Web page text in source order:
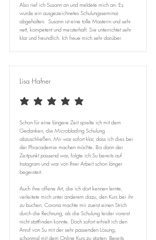
Also rief ich Susann an und meldete mich an. Es
wurde ein ausgezeichnetes Schulungsseminar
abgehalten. Susann ist eine tolle Masterin und sehr
nett, kompetent und meisterhaft. Sie unterrichtet sehr
klar und freundlich. Ich freue mich sehr darüber.
Lisa Hafner
average rating is 5 out of 5
Schon für eine längere Zeit spielte ich mit dem
Gedanken, die Microblading Schulung
abzuschließen. Mir war sofort klar, dass ich dies bei
der Phiacademie machen möchte. Bis dann der
Zeitpunkt passend war, folgte ich Su bereits auf
Instagram und war von Ihrer Arbeit schon länger
begeistert.
Auch ihre offene Art, die ich dort kennen lernte,
verleitete mich unter anderem dazu, den Kurs bei ihr
zu buchen. Corona machte mir zuerst einen Strich
durch die Rechnung, als die Schulung leider vorerst
nicht stattfinden konnte. Doch sofort erhielt ich den
Anruf von Su mit der sehr passenden Lösung,
schonmal mit dem Online Kurs zu starten. Bereits